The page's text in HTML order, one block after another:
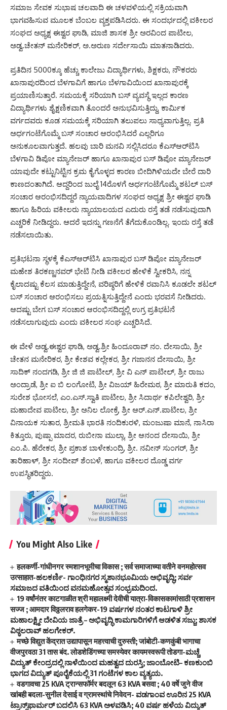
ಸಮಾಜ ಸೇವಕ ಸುಭಾಷ ಚಲವಾದಿ ಈ ಚಳವಳಿಯಲ್ಲಿ ಸಕ್ರಿಯವಾಗಿ
ಭಾಗವಹಿಸುವ ಮೂಲಕ ಬೆಂಬಲ ವ್ಯಕ್ತಪಡಿಸಿದರು. ಈ ಸಂದರ್ಭದಲ್ಲಿ ವಕೀಲರ
ಸಂಘದ ಅಧ್ಯಕ್ಷ ಈಶ್ವರ ಘಾಡಿ, ಮಾಜಿ ಶಾಸಕ ಶ್ರೀ ಅರವಿಂದ ಪಾಟೀಲ,
ಅಡ್ವ.ಚೇತನ್ ಮನೇರಿಕರ್, ಅ.ಅರುಣ ಸರ್ದೇಸಾಯಿ ಮಾತನಾಡಿದರು.
ಪ್ರತಿದಿನ 5000ಕ್ಕೂ ಹೆಚ್ಚು ಕಾಲೇಜು ವಿದ್ಯಾರ್ಥಿಗಳು, ಶಿಕ್ಷಕರು, ನೌಕರರು
ಖಾನಾಪುರದಿಂದ ಬೆಳಗಾವಿಗೆ ಹಾಗೂ ಬೆಳಗಾವಿಯಿಂದ ಖಾನಾಪುರಕ್ಕೆ
ಪ್ರಯಾಣಿಸುತ್ತಾರೆ. ಸಮಯಕ್ಕೆ ಸರಿಯಾಗಿ ಬಸ್ ವ್ಯವಸ್ಥೆ ಇಲ್ಲದ ಕಾರಣ
ವಿದ್ಯಾರ್ಥಿಗಳು ಶೈಕ್ಷಣಿಕವಾಗಿ ತೊಂದರೆ ಅನುಭವಿಸುತ್ತಿದ್ದು, ಕಾರ್ಮಿಕ
ವರ್ಗದವರು ಕೂಡ ಸಮಯಕ್ಕೆ ಸರಿಯಾಗಿ ತಲುಪಲು ಸಾಧ್ಯವಾಗುತ್ತಿಲ್ಲ. ಪ್ರತಿ
ಅರ್ಧಗಂಟೆಗೊಮ್ಮೆ ಬಸ್ ಸಂಚಾರ ಆರಂಭಿಸಿದರೆ ಎಲ್ಲರಿಗೂ
ಅನುಕೂಲವಾಗುತ್ತದೆ. ಹಲವು ಬಾರಿ ಮನವಿ ಸಲ್ಲಿಸಿದರೂ ಕೆಎಸ್‌ಆರ್‌ಟಿಸಿ
ಬೆಳಗಾವಿ ಡಿಪೋ ಮ್ಯಾನೇಜರ್‌ ಹಾಗೂ ಖಾನಾಪುರ ಬಸ್‌ ಡಿಪೋ ಮ್ಯಾನೇಜರ್‌
ಯಾವುದೇ ಕಟ್ಟುನಿಟ್ಟಿನ ಕ್ರಮ ಕೈಗೊಳ್ಳದ ಕಾರಣ ಬೀದಿಗಿಳಿಯದೇ ಬೇರೆ ದಾರಿ
ಕಾಣದಂತಾಗಿದೆ. ಆದ್ದರಿಂದ ಜುಲೈ 14ರೊಳಗೆ ಅರ್ಧಗಂಟೆಗೊಮ್ಮೆ ಶಟಲ್ ಬಸ್
ಸಂಚಾರ ಆರಂಭಿಸದಿದ್ದರೆ ನ್ಯಾಯವಾದಿಗಳ ಸಂಘದ ಅಧ್ಯಕ್ಷ ಶ್ರೀ ಈಶ್ವರ ಘಾಡಿ
ಹಾಗೂ ಹಿರಿಯ ವಕೀಲರು ನ್ಯಾಯಾಲಯದ ಎದುರು ರಸ್ತೆ ತಡೆ ನಡೆಸುವುದಾಗಿ
ಎಚ್ಚರಿಕೆ ನೀಡಿದ್ದರು. ಆದರೆ ಇದನ್ನು ಗಣನೆಗೆ ತೆಗೆದುಕೊಂಡಿಲ್ಲ. ಇಂದು ರಸ್ತೆ ತಡೆ
ನಡೆಸಲಾಯಿತು.
ಪ್ರತಿಭಟನಾ ಸ್ಥಳಕ್ಕೆ ಕೆಎಸ್‌ಆರ್‌ಟಿಸಿ ಖಾನಾಪುರ ಬಸ್ ಡಿಪೋ ಮ್ಯಾನೇಜರ್
ಮಹೇಶ ತಿರಕಣ್ಣನವರ್ ಭೇಟಿ ನೀಡಿ ವಕೀಲರ ಹೇಳಿಕೆ ಸ್ವೀಕರಿಸಿ, ನನ್ನ
ಕೈಲಾದಷ್ಟು ಕೆಲಸ ಮಾಡುತ್ತಿದ್ದೇನೆ, ವರಿಷ್ಠರಿಗೆ ಹೇಳಿಕೆ ರವಾನಿಸಿ ಕೂಡಲೇ ಶಟಲ್
ಬಸ್ ಸಂಚಾರ ಆರಂಭಿಸಲು ಪ್ರಯತ್ನಿಸುತ್ತಿದ್ದೇನೆ ಎಂದು ಭರವಸೆ ನೀಡಿದರು.
ಆದಷ್ಟು ಬೇಗ ಬಸ್ ಸಂಚಾರ ಆರಂಭಿಸದಿದ್ದಲ್ಲಿ ಉಗ್ರ ಪ್ರತಿಭಟನೆ
ನಡೆಸಲಾಗುವುದು ಎಂದು ವಕೀಲರ ಸಂಘ ಎಚ್ಚರಿಸಿದೆ.
ಈ ವೇಳೆ ಅಡ್ವ.ಈಶ್ವರ ಘಾಡಿ, ಅಡ್ವ.ಶ್ರೀ ಹಿಂದೂರಾವ್ ನಂ. ದೇಸಾಯಿ, ಶ್ರೀ
ಚೇತನ ಮನೇರಿಕರ, ಶ್ರೀ ಕೇಶವ ಕಲ್ಲೇಕರ, ಶ್ರೀ ಗಜಾನನ ದೇಸಾಯಿ, ಶ್ರೀ
ಸಾದಿಕ್ ನಂದಗಡಿ, ಶ್ರೀ ಜಿ ಜಿ ಪಾಟೀಲ್, ಶ್ರೀ ವಿ ಎನ್ ಪಾಟೀಲ್, ಶ್ರೀ ರಾಜು
ಅಂದ್ರಾಡೆ, ಶ್ರೀ ಐ ಬಿ ಲಂಗೋಟಿ, ಶ್ರೀ ವಿಜಯ್ ಹಿರೇಮಠ, ಶ್ರೀ ಮಾರುತಿ ಕದಂ,
ಸುರೇಶ ಭೋಸಲೆ, ಎಂ.ಎಸ್.ಸ್ವಾತಿ ಪಾಟೀಲ, ಶ್ರೀ ಸಿದಾರ್ಥ ಕಪಿಲೇಶ್ವರಿ, ಶ್ರೀ
ಮಹಾದೇವ ಪಾಟೀಲ, ಶ್ರೀ ಅನಿಲ ಲೋಕ್ರೆ, ಶ್ರೀ ಆರ್.ಎನ್.ಪಾಟೀಲ, ಶ್ರೀ
ವಿನಾಯಕ ಸುತಾರ, ಶ್ರೀಮತಿ ಭಾರತಿ ನಂದಿಕುರಳಿ, ಮಂಜುಷಾ ಮಾನೆ, ನಾಸಿರಾ
ಕಿತ್ತೂರು, ಪುಷ್ಪಾ ಮಾದರ, ರುಬೀನಾ ಮುಲ್ಲಾ, ಶ್ರೀ ಆನಂದ ದೇಸಾಯಿ, ಶ್ರೀ
ಎಂ.ಪಿ. ಹೆರೇಕರ, ಶ್ರೀ ಪ್ರಕಾಶ ಬಾಳೇಕುಂದ್ರಿ, ಶ್ರೀ. ನವೀನ್ ಸುಂಗರ್, ಶ್ರೀ
ತಾರಿಹಾಳ್, ಶ್ರೀ ಸಂದೀಪ್ ಶೆಂಬಳೆ, ಹಾಗೂ ವಕೀಲರ ದೊಡ್ಡ ವರ್ಗ
ಉಪಸ್ಥಿತರಿದ್ದರು.
You Might Also Like
हलकर्णी-गांधीनगर स्मशानभूमीचा विकास ; सर्व समाजाच्या वतीने वनमहोत्सव
उत्साहात-ಹಲಕರ್ಣಿ- ಗಾಂಧಿನಗರ ಸ್ಮಶಾನಭೂಮಿಯ ಅಭಿವೃದ್ಧಿ; ಸರ್ವ
ಸಮಾಜದ ವತಿಯಿಂದ ವನಮಹೋತ್ಸವ ಸಂಭ್ರಮದಿಂದ.
19 वर्षांनंतर काटगाळीत श्री महालक्ष्मी देवीची यात्रा-विकासकामांसाठी प्रशासन
सज्ज ; आमदार विठ्ठलराव हलगेकर-19 ವರ್ಷಗಳ ನಂತರ ಕಾಟಗಾಳಿ ಶ್ರೀ
ಮಹಾಲಕ್ಷ್ಮೀ ದೇವಿಯ ಜಾತ್ರೆ – ಅಭಿವೃದ್ಧಿ ಕಾಮಗಾರಿಗಳಿಗೆ ಆಡಳಿತ ಸಜ್ಜು; ಶಾಸಕ
ವಿಠ್ಠಲರಾವ್ ಹಲಗೇಕರ್.
मच्छे विद्युत केंद्रात उद्यापासून महत्त्वाची दुरुस्ती; जांबोटी-कणकुंबी भागाचा
वीजपुरवठा 31 तास बंद. लोडशेडिंगच्या समस्येवर कायमस्वरूपी तोडगा-ಮಚ್ಚೆ
ವಿದ್ಯುತ್ ಕೇಂದ್ರದಲ್ಲಿ ನಾಳೆಯಿಂದ ಮಹತ್ವದ ದುರಸ್ತಿ; ಜಾಂಬೋಟಿ– ಕಣಕುಂಬಿ
ಭಾಗದ ವಿದ್ಯುತ್ ಪೂರೈಕೆಯಲ್ಲಿ 31 ಗಂಟೆಗಳ ಕಾಲ ವ್ಯತ್ಯಯ.
वडगावचा 25 KVA ट्रान्सफॉर्मर बदलून 63 KVA बसवा ; 40 वर्षे जुने वीज
खांबही बदला-सुनील देसाई व ग्रामस्थांचे निवेदन- ವಡಗಾಂವ ಊರಿನ 25 KVA
ಟ್ರಾನ್ಸ್‌ಫಾರ್ಮರ್ ಬದಲಿಸಿ 63 KVA ಅಳವಡಿಸಿ; 40 ವರ್ಷ ಹಳೆಯ ವಿದ್ಯುತ್